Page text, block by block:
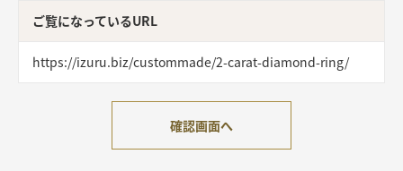
ご覧になっているURL
https://izuru.biz/custommade/2-carat-diamond-ring/
確認画面へ